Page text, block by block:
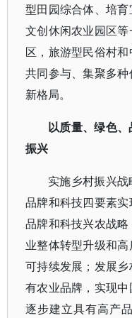
型田园综合体、培
文创休闲农业园区
区，旅游型民俗村
共同参与、集聚多
新格局。
以质量、绿色
振兴
实施乡村振兴战
品牌和科技四要素实
品牌和科技兴农战
业整体转型升级和
可持续发展；发展
有农业品牌，实现
逐步建立具有高产